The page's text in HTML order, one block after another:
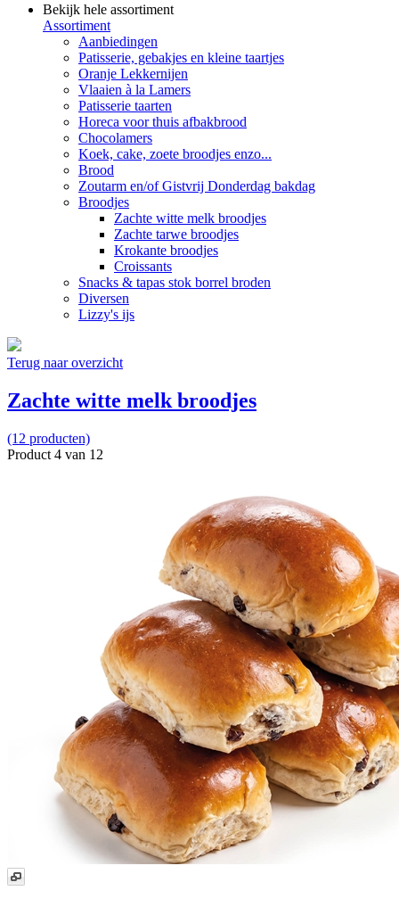
Bekijk hele assortiment
Assortiment
Aanbiedingen
Patisserie, gebakjes en kleine taartjes
Oranje Lekkernijen
Vlaaien à la Lamers
Patisserie taarten
Horeca voor thuis afbakbrood
Chocolamers
Koek, cake, zoete broodjes enzo...
Brood
Zoutarm en/of Gistvrij Donderdag bakdag
Broodjes
Zachte witte melk broodjes
Zachte tarwe broodjes
Krokante broodjes
Croissants
Snacks & tapas stok borrel broden
Diversen
Lizzy's ijs
Terug naar overzicht
Zachte witte melk broodjes
(12 producten)
Product 4 van 12